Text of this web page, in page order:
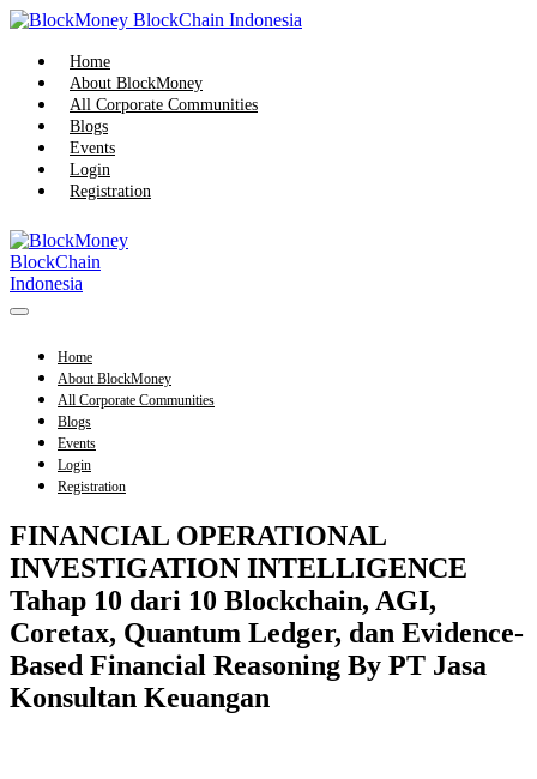
Skip
content
Home
About BlockMoney
All Corporate Communities
Blogs
Events
Login
Registration
Menu
Home
About BlockMoney
All Corporate Communities
Blogs
Events
Login
Registration
FINANCIAL OPERATIONAL
INVESTIGATION INTELLIGENCE
Tahap 10 dari 10 Blockchain, AGI,
Coretax, Quantum Ledger, dan Evidence-
Based Financial Reasoning By PT Jasa
Konsultan Keuangan